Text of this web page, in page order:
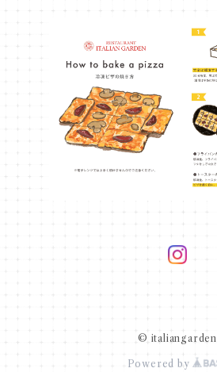
© italiangarden
Powered by